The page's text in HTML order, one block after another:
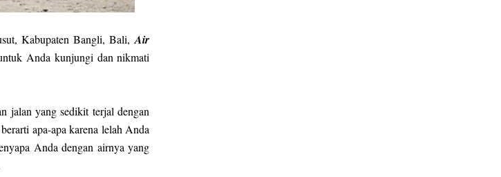
Kabupaten Bangli, Bali,Air
Anda kunjungi dan nikmati
jalan yang sedikit terjal dengan
apa-apa karena lelah Anda
Anda dengan airnya yang